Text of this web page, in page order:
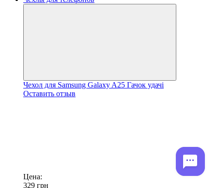
Чехол для Samsung Galaxy A25 Гачок удачі
Оставить отзыв
Цена:
329 грн